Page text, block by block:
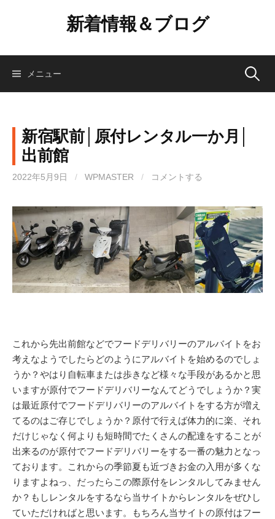
ン
新着情報＆ブログ
メニュー 検
新宿駅前│原付レンタル一か月│
出前館
2022年5月9日 / WPMASTER / コメントする
これから先出前館などでフードデリバリーのアルバイトをお
考えなようでしたらどのようにアルバイトを始めるのでしょ
うか？やはり自転車または歩きなど様々な手段があるかと思
いますが原付でフードデリバリーなんてどうでしょうか？実
は最近原付でフードデリバリーのアルバイトをする方が増え
てるのはご存じでしょうか？原付で行えば体力的に楽、それ
だけじゃなく何よりも短時間でたくさんの配達をすることが
出来るのが原付でフードデリバリーをする一番の魅力となっ
ております。これからの季節夏も近づきお金の入用が多くな
りますよねっ、だったらこの際原付をレンタルしてみません
か？もしレンタルをするなら当サイトからレンタルをぜひし
ていただければと思います。もちろん当サイトの原付はフー